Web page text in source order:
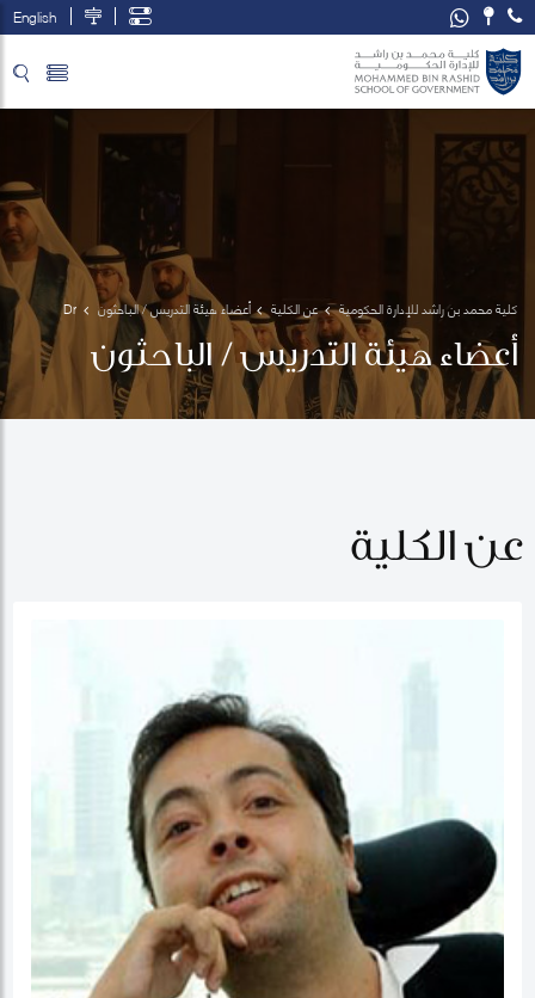
English
كلية محمد بن راشد للإدارة الحكومية عن الكلية أعضاء هيئة التدريس / الباحثون
Dr
Victor
Pineda
أعضاء هيئة التدريس / الباحثون
عن الكلية